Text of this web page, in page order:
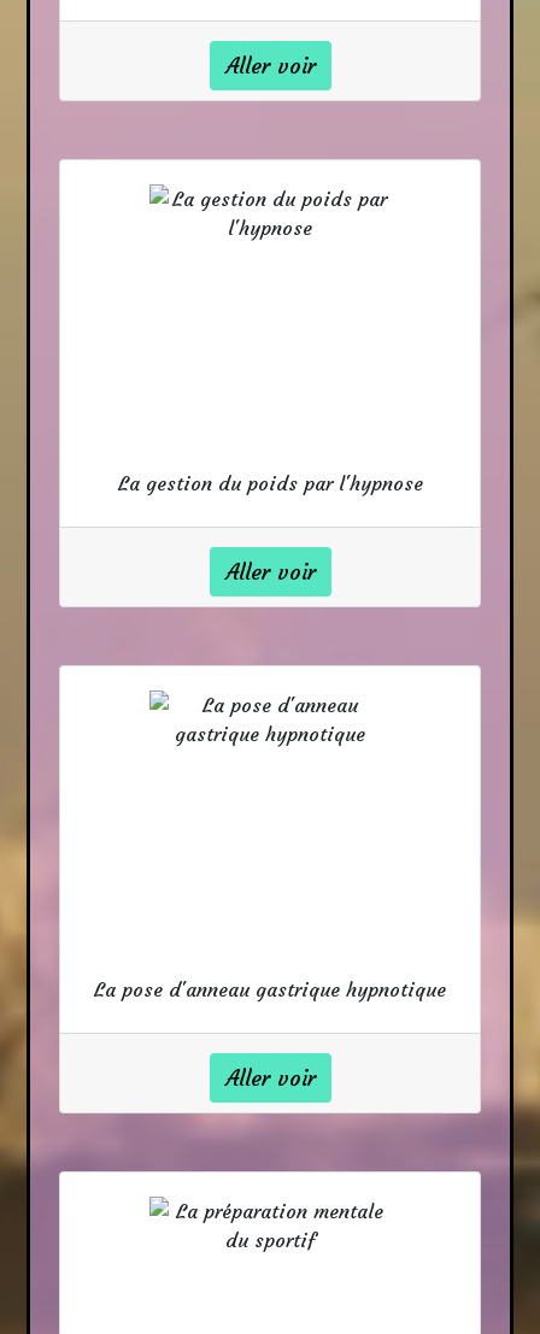
Aller voir
La gestion du poids par l'hypnose
Aller voir
La pose d'anneau gastrique hypnotique
Aller voir